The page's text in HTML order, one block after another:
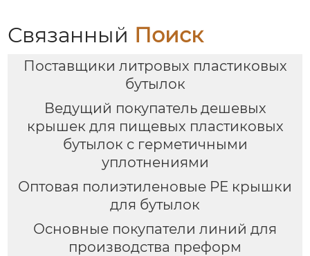
Связанный Поиск
Поставщики литровых пластиковых
бутылок
Ведущий покупатель дешевых
крышек для пищевых пластиковых
бутылок с герметичными
уплотнениями
Оптовая полиэтиленовые PE крышки
для бутылок
Основные покупатели линий для
производства преформ